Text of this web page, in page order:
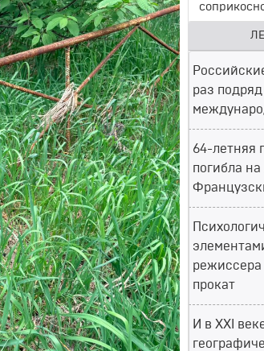
раз
64-летняя
погибла
режиссера
прокат
И в XXI